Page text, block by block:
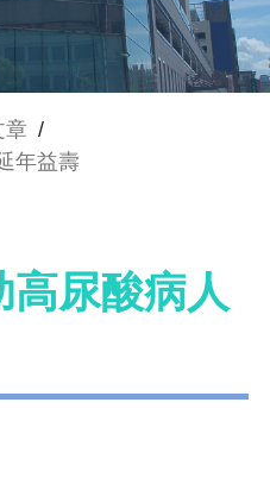
章 /
年益壽
尿酸病人